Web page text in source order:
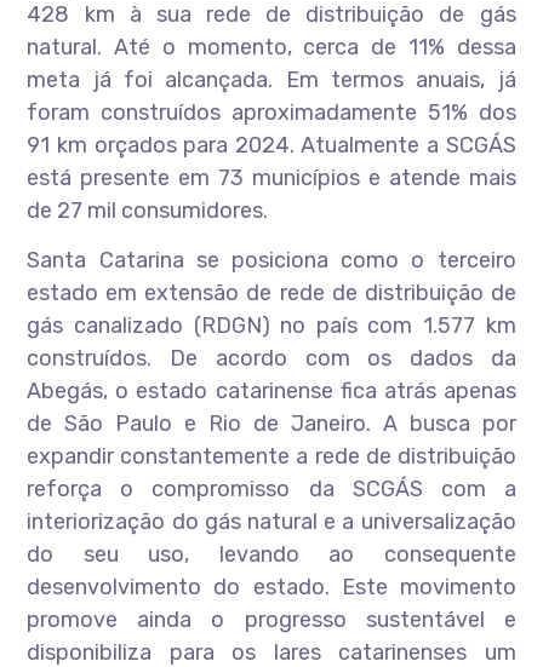
428 km à sua rede de distribuição de gás
natural. Até o momento, cerca de 11% dessa
meta já foi alcançada. Em termos anuais, já
foram construídos aproximadamente 51% dos
91 km orçados para 2024. Atualmente a SCGÁS
está presente em 73 municípios e atende mais
de 27 mil consumidores.
Santa Catarina se posiciona como o terceiro
estado em extensão de rede de distribuição de
gás canalizado (RDGN) no país com 1.577 km
construídos. De acordo com os dados da
Abegás, o estado catarinense fica atrás apenas
de São Paulo e Rio de Janeiro. A busca por
expandir constantemente a rede de distribuição
reforça o compromisso da SCGÁS com a
interiorização do gás natural e a universalização
do seu uso, levando ao consequente
desenvolvimento do estado. Este movimento
promove ainda o progresso sustentável e
disponibiliza para os lares catarinenses um